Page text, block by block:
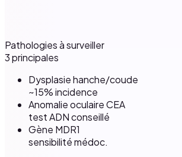
Pathologies à surveiller
3 principales
Dysplasie hanche/coude
~15% incidence
Anomalie oculaire CEA
test ADN conseillé
Gène MDR1
sensibilité médoc.